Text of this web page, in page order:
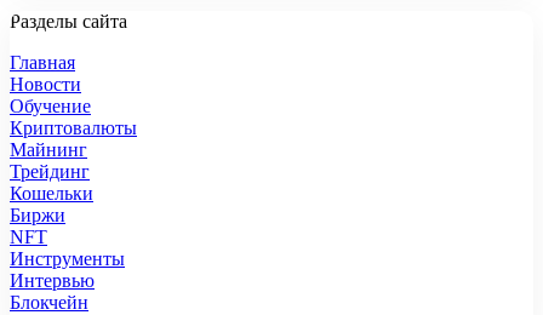
Разделы сайта
Главная
Новости
Обучение
Криптовалюты
Майнинг
Трейдинг
Кошельки
Биржи
NFT
Инструменты
Интервью
Блокчейн